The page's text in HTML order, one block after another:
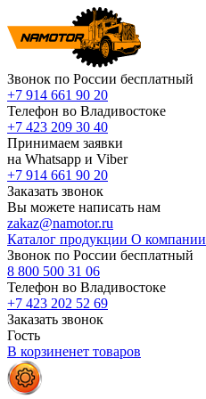
Звонок по России бесплатный
+7 914 661 90 20
Телефон во Владивостоке
+7 423 209 30 40
Принимаем заявки
на Whatsapp и Viber
+7 914 661 90 20
Заказать звонок
Вы можете написать нам
zakaz@namotor.ru
Каталог продукции О компании
Звонок по России бесплатный
8 800 500 31 06
Телефон во Владивостоке
+7 423 202 52 69
Заказать звонок
Гость
В корзиненет товаров